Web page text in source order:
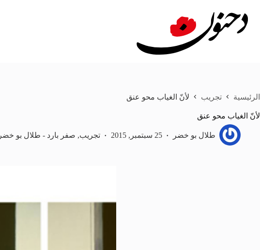
المحتوى
الرئيسية تجريب لأنّ الغياب محو عنق
لأنّ الغياب محو عنق
طلال بو خضر 25 سبتمبر, 2015 تجريب, صفر بارد - طلال بو خضر